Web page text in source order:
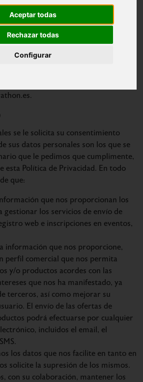
Aceptar todas
Rechazar todas
Configurar
de sus datos de carácter
Deportiva Marathon.
Para cualquier cuestión relativa
se le solicita su consentimiento
sus datos personales son los que se
que le pedimos que cumplimente,
esta Política de Privacidad. En todo
que:
que nos proporcionan los
gestionar los servicios de envío de
web e inscripciones en eventos,
información que nos proporcione,
perfil comercial que nos permita
y/o productos acordes con las
que nos ha manifestado, ya
terceros, así como mejorar su
El envío de las ofertas de
podrá efectuarse por cualquier
incluidos el email, el
los datos que nos facilite en tanto en
solicite la supresión de los mismos.
con su colaboración, mantener los